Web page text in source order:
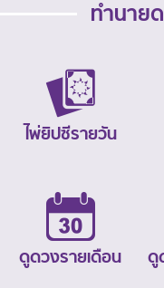
ทำนาย
ไพ่ยิปซีรายวัน
ดูดวงรายเดือน
ดู